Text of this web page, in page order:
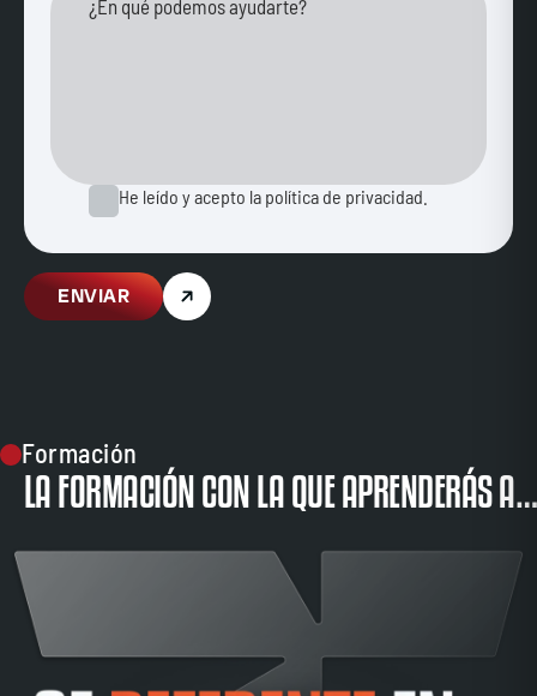
He leído y acepto la política de privacidad.
ENVIAR
Formación
LA FORMACIÓN CON LA QUE APRENDERÁS A…